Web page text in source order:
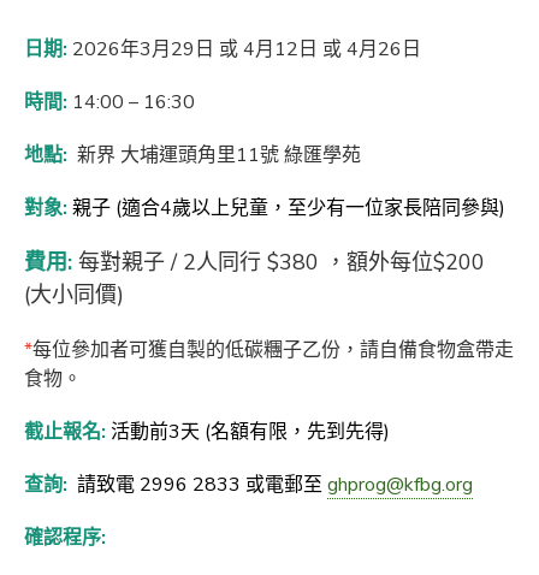
日期: 2026年3月29日 或 4月12日 或 4月26日
時間: 14:00 – 16:30
地點: 新界 大埔運頭角里11號 綠匯學苑
對象: 親子 (適合4歲以上兒童，至少有一位家長陪同參與)
費用: 每對親子 / 2人同行 $380 ，額外每位$200
(大小同價)
*每位參加者可獲自製的低碳糰子乙份，請自備食物盒帶走
食物。
截止報名: 活動前3天 (名額有限，先到先得)
查詢: 請致電 2996 2833 或電郵至ghprog@kfbg.org
確認程序: